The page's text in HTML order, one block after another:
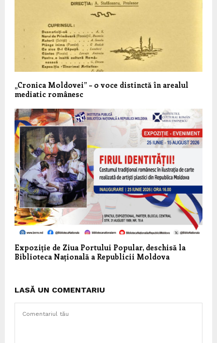
„Cronica Moldovei” – o voce distinctă în arealul
mediatic românesc
Expoziție de Ziua Portului Popular, deschisă la
Biblioteca Națională a Republicii Moldova
LASĂ UN COMENTARIU